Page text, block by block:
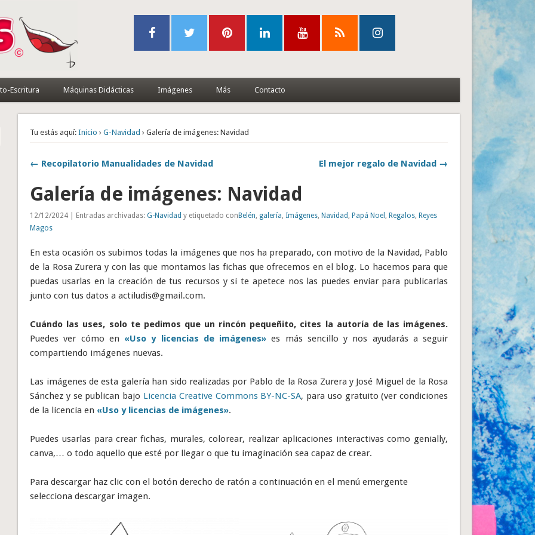
Escritura Máquinas Didácticas Imágenes Más Contacto
Tu estás aquí: Inicio ›G-Navidad › Galería de imágenes: Navidad
← Recopilatorio Manualidades de Navidad El mejor regalo de Navidad →
Galería de imágenes: Navidad
12/12/2024 | Entradas archivadas:G-Navidad y etiquetado conBelén, galería, Imágenes,Navidad ,Papá Noel ,Regalos,Reyes
Magos
En esta ocasión os subimos todas la imágenes que nos ha preparado, con motivo de la Navidad, Pablo
de la Rosa Zurera y con las que montamos las fichas que ofrecemos en el blog. Lo hacemos para que
puedas usarlas en la creación de tus recursos y si te apetece nos las puedes enviar para publicarlas
junto con tus datos aactiludis@gmail.com.
Cuándo las uses, solo te pedimos que un rincón pequeñito, cites la autoría de las imágenes.
Puedes ver cómo en «Uso y licencias de imágenes» es más sencillo y nos ayudarás a seguir
compartiendo imágenes nuevas.
Las imágenes de esta galería han sido realizadas por Pablo de la Rosa Zurera y José Miguel de la Rosa
Sánchez y se publican bajo Licencia Creative Commons BY-NC-SA, para uso gratuito (ver condiciones
de la licencia en «Uso y licencias de imágenes».
Puedes usarlas para crear fichas, murales, colorear, realizar aplicaciones interactivas como genially,
canva,… o todo aquello que esté por llegar o que tu imaginación sea capaz de crear.
Para descargar haz clic con el botón derecho de ratón a continuación en el menú emergente
selecciona descargar imagen.